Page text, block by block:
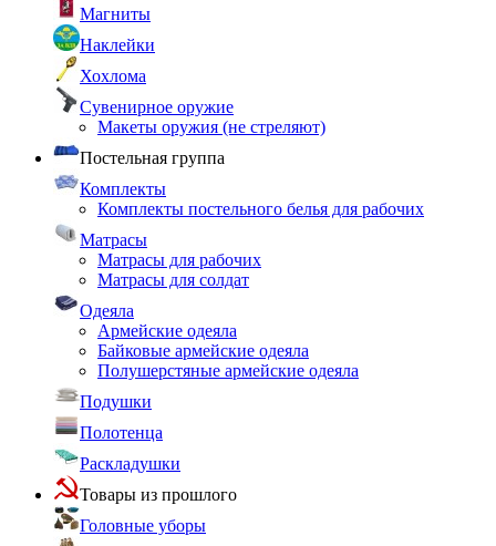
Магниты
Наклейки
Хохлома
Сувенирное оружие
Макеты оружия (не стреляют)
Постельная группа
Комплекты
Комплекты постельного белья для рабочих
Матрасы
Матрасы для рабочих
Матрасы для солдат
Одеяла
Армейские одеяла
Байковые армейские одеяла
Полушерстяные армейские одеяла
Подушки
Полотенца
Раскладушки
Товары из прошлого
Головные уборы